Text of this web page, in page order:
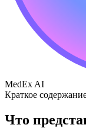
MedEx AI
Краткое
Что